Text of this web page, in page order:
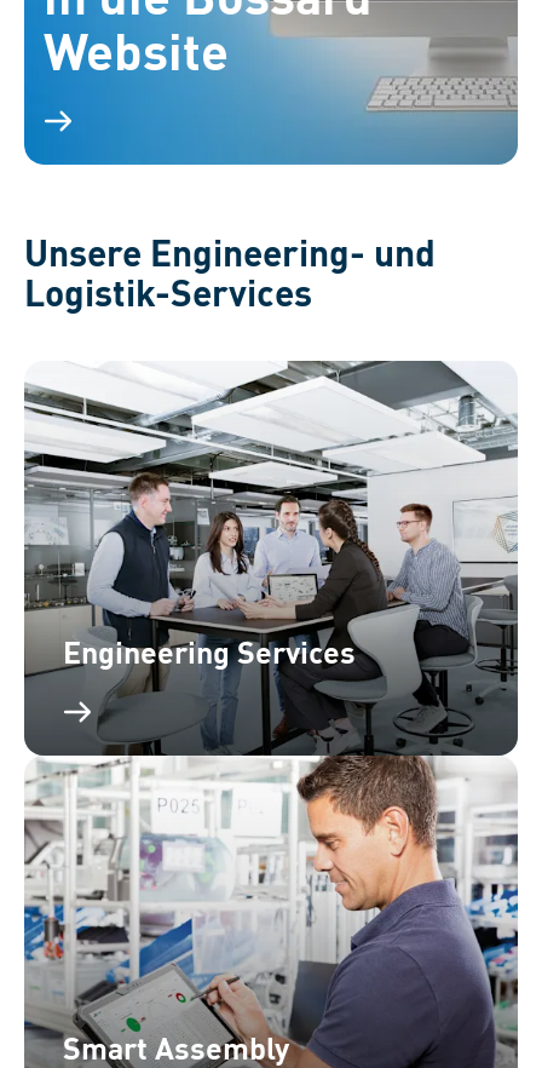
Website
Unsere Engineering- und
Logistik-Services
Engineering Services
Smart Assembly